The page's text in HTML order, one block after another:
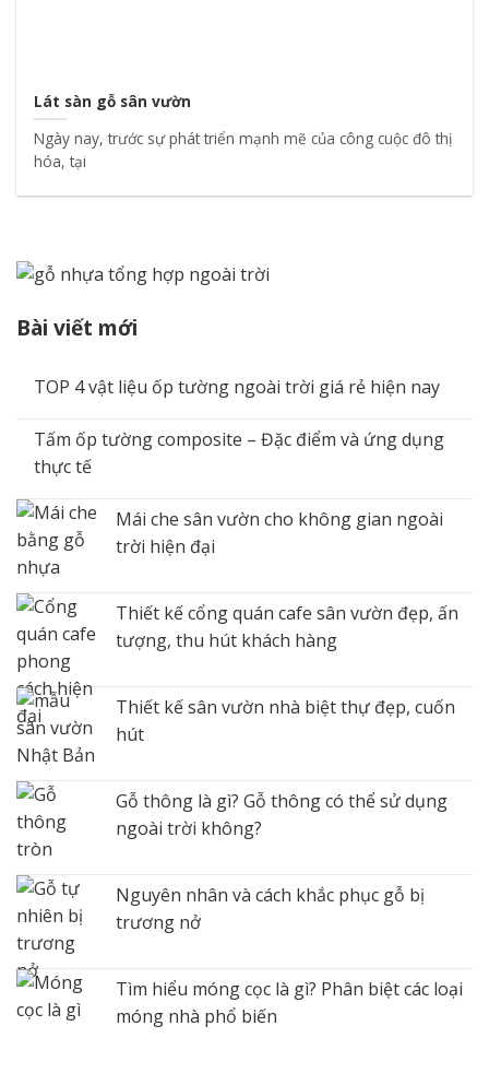
Bài viết mới
TOP 4 vật liệu ốp tường ngoài trời giá rẻ hiện nay
Tấm ốp tường composite – Đặc điểm và ứng dụng
thực tế
Mái che sân vườn cho không gian ngoài
trời hiện đại
Thiết kế cổng quán cafe sân vườn đẹp, ấn
tượng, thu hút khách hàng
Thiết kế sân vườn nhà biệt thự đẹp, cuốn
hút
Gỗ thông là gì? Gỗ thông có thể sử dụng
ngoài trời không?
Nguyên nhân và cách khắc phục gỗ bị
trương nở
Tìm hiểu móng cọc là gì? Phân biệt các loại
móng nhà phổ biến
Lát sàn gỗ sân vườn
Ngày nay, trước sự phát triển mạnh mẽ của công cuộc đô thị
hóa, tại